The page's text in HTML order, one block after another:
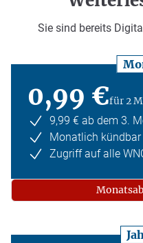
Sie sind bereits
0,99 €für 2
9,99 € ab dem 3.
Monatlich kündbar
Zugriff auf alle